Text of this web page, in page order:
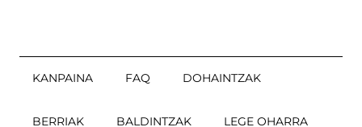
KANPAINA FAQ DOHAINTZAK
BERRIAK BALDINTZAK LEGE OHARRA